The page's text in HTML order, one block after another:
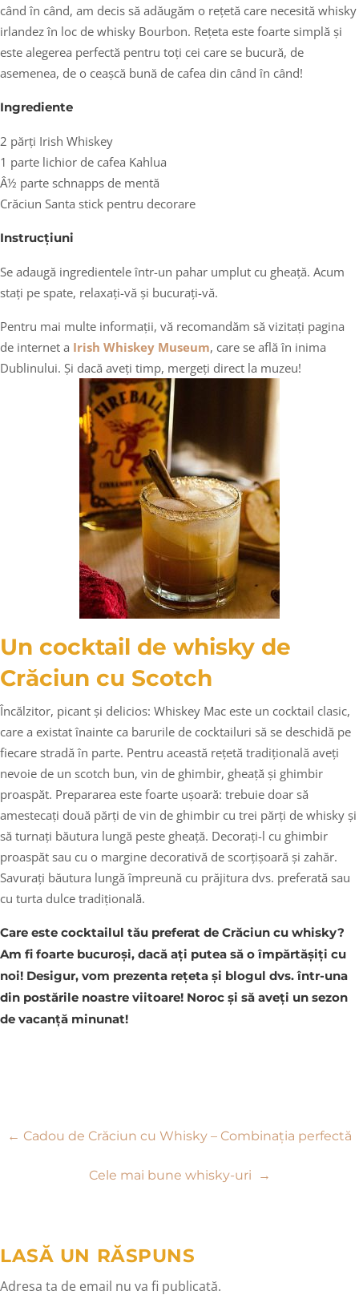
când în când, am decis să adăugăm o rețetă care necesită whisky
irlandez în loc de whisky Bourbon. Rețeta este foarte simplă și
este alegerea perfectă pentru toți cei care se bucură, de
asemenea, de o ceașcă bună de cafea din când în când!
Ingrediente
2 părți Irish Whiskey
1 parte lichior de cafea Kahlua
Â½ parte schnapps de mentă
Crăciun Santa stick pentru decorare
Instrucțiuni
Se adaugă ingredientele într-un pahar umplut cu gheață. Acum
stați pe spate, relaxați-vă și bucurați-vă.
Pentru mai multe informații, vă recomandăm să vizitați pagina
de internet a Irish Whiskey Museum, care se află în inima
Dublinului. Și dacă aveți timp, mergeți direct la muzeu!
Un cocktail de whisky de
Crăciun cu Scotch
Încălzitor, picant și delicios: Whiskey Mac este un cocktail clasic,
care a existat înainte ca barurile de cocktailuri să se deschidă pe
fiecare stradă în parte. Pentru această rețetă tradițională aveți
nevoie de un scotch bun, vin de ghimbir, gheață și ghimbir
proaspăt. Prepararea este foarte ușoară: trebuie doar să
amestecați două părți de vin de ghimbir cu trei părți de whisky și
să turnați băutura lungă peste gheață. Decorați-l cu ghimbir
proaspăt sau cu o margine decorativă de scorțișoară și zahăr.
Savurați băutura lungă împreună cu prăjitura dvs. preferată sau
cu turta dulce tradițională.
Care este cocktailul tău preferat de Crăciun cu whisky?
Am fi foarte bucuroși, dacă ați putea să o împărtășiți cu
noi! Desigur, vom prezenta rețeta și blogul dvs. într-una
din postările noastre viitoare! Noroc și să aveți un sezon
de vacanță minunat!
Navigare
← Cadou de Crăciun cu Whisky – Combinația perfectă
Cele mai bune whisky-uri →
LASĂ UN RĂSPUNS
Adresa ta de email nu va fi publicată.